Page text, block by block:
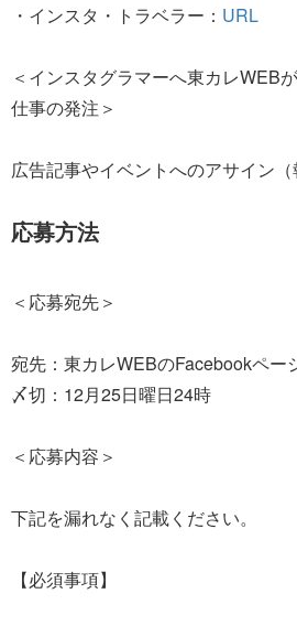
・インスタ・トラベラー： URL
＜インスタグラマーへ東カレWEB
仕事の発注＞
広告記事やイベントへのアサイン（
応募方法
＜応募宛先＞
宛先：東カレWEBのFacebookペー
〆切：12月25日曜日24時
＜応募内容＞
下記を漏れなく記載ください。
【必須事項】